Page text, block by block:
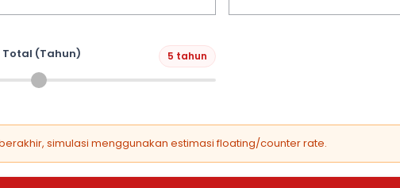
(Tahun) 5 tahun
simulasi menggunakan estimasi floating/counter rate.